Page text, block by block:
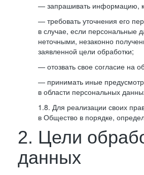
— запрашивать информацию,
— требовать уточнения его
в случае, если персональные
неточными, незаконно
заявленной цели обработки;
— отозвать свое согласие на
— принимать иные
в области персональных
1.8. Для реализации своих
в Общество в порядке,
2. Цели
данных